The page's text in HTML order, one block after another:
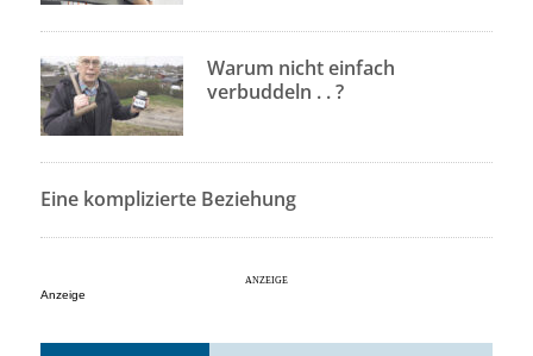
Warum nicht einfach
verbuddeln . . ?
Eine komplizierte Beziehung
Anzeige